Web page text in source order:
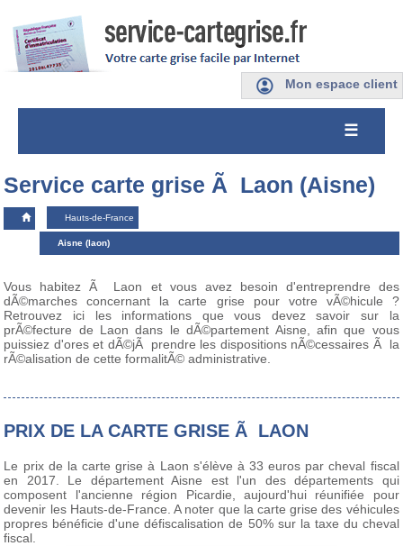
Mon espace client
☰
Service carte grise Ã Laon (Aisne)
Hauts-de-France
Aisne (laon)
Vous habitez Ã Laon et vous avez besoin d'entreprendre des
dÃ©marches concernant la carte grise pour votre vÃ©hicule ?
Retrouvez ici les informations que vous devez savoir sur la
prÃ©fecture de Laon dans le dÃ©partement Aisne, afin que vous
puissiez d'ores et dÃ©jÃ prendre les dispositions nÃ©cessaires Ã la
rÃ©alisation de cette formalitÃ© administrative.
PRIX DE LA CARTE GRISE Ã LAON
Le prix de la carte grise à Laon s'élève à 33 euros par cheval fiscal
en 2017. Le département Aisne est l'un des départements qui
composent l'ancienne région Picardie, aujourd'hui réunifiée pour
devenir les Hauts-de-France. A noter que la carte grise des véhicules
propres bénéficie d'une défiscalisation de 50% sur la taxe du cheval
fiscal.